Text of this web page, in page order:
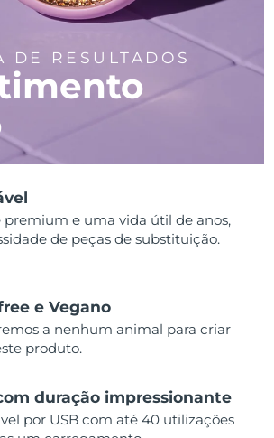
DE RESULTADOS
premium e uma vida útil de anos,
de peças de substituição.
e Vegano
a nenhum animal para criar
produto.
duração impressionante
por USB com até 40 utilizações